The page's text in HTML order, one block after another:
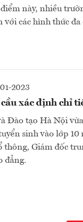
này, nhiều
với các hình thức
2023
xác định chỉ
Đào tạo Hà Nội
sinh vào lớp
thông, Giám đốc
đẳng.